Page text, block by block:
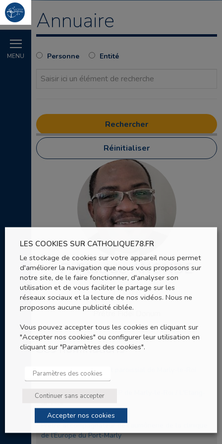
MENU
Annuaire
Personne Entité
Réinitialiser
P. Placide AKONDE
Prêtre
Ses nominations
Vicaire du groupement paroissial de Marly-le-Roi
Prêtre référent pour l'AEP de Marly-le-Roi / L'Etang-
Prêtre accompagnateur de l’aumônerie de la clinique
de l’Europe du Port-Marly
LES COOKIES SUR CATHOLIQUE78.FR
Le stockage de cookies sur votre appareil nous permet
d'améliorer la navigation que nous vous proposons sur
notre site, de le faire fonctionner, d'analyser son
utilisation et de vous faciliter le partage sur les
réseaux sociaux et la lecture de nos vidéos. Nous ne
proposons aucune publicité ciblée.
Vous pouvez accepter tous les cookies en cliquant sur
"Accepter nos cookies" ou configurer leur utilisation en
cliquant sur "Paramètres des cookies".
Paramètres des cookies
Continuer sans accepter
Accepter nos cookies